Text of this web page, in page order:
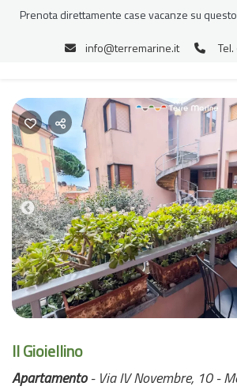
Previous
Il Gioiellino
Apartamento- Via IV Novembre, 10 -
Prenota direttamente case vacanze su
info@terremarine.it